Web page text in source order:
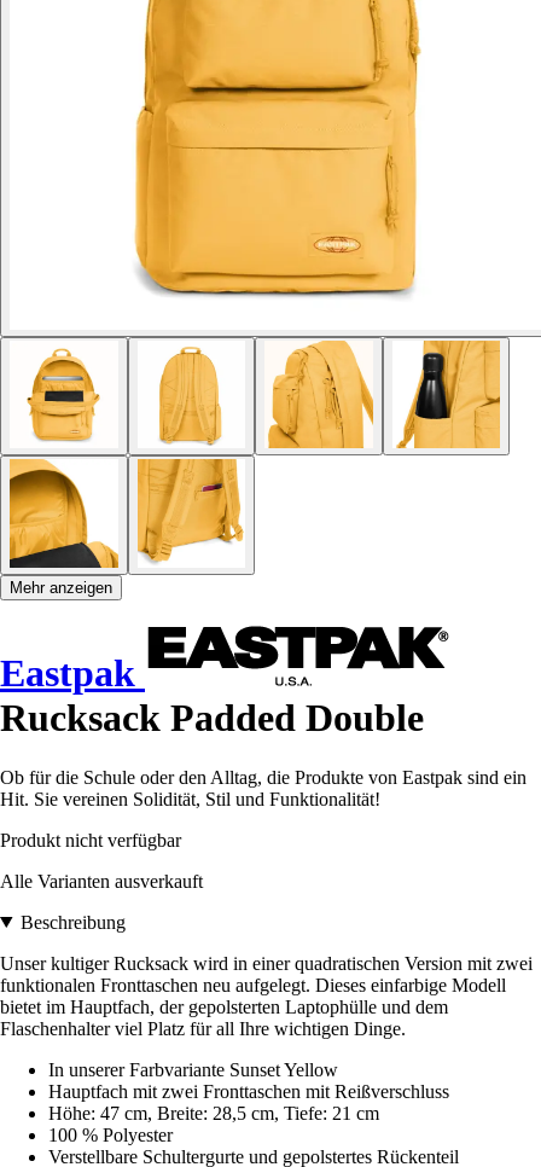
Mehr anzeigen
Eastpak
Rucksack Padded Double
Ob für die Schule oder den Alltag, die Produkte von Eastpak sind ein
Hit. Sie vereinen Solidität, Stil und Funktionalität!
Produkt nicht verfügbar
Alle Varianten ausverkauft
Beschreibung
Unser kultiger Rucksack wird in einer quadratischen Version mit zwei
funktionalen Fronttaschen neu aufgelegt. Dieses einfarbige Modell
bietet im Hauptfach, der gepolsterten Laptophülle und dem
Flaschenhalter viel Platz für all Ihre wichtigen Dinge.
In unserer Farbvariante Sunset Yellow
Hauptfach mit zwei Fronttaschen mit Reißverschluss
Höhe: 47 cm, Breite: 28,5 cm, Tiefe: 21 cm
100 % Polyester
Verstellbare Schultergurte und gepolstertes Rückenteil